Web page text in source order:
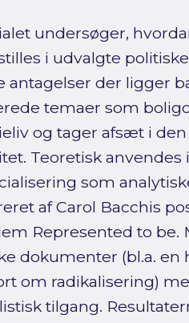
undersøger,
i udvalgte
antagelser der ligger
temaer som
og tager afsæt i
Teoretisk
som
af Carol Bacchis
Represented to be.
dokumenter (bl.a.
om radikalisering)
tilgang.